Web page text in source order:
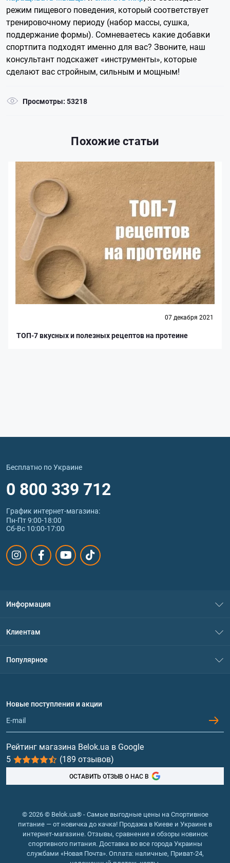
режим пищевого поведения, который соответствует
тренировочному периоду (набор массы, сушка,
поддержание формы). Сомневаетесь какие добавки
спортпита подходят именно для вас? Звоните, наш
консультант подскажет «инструменты», которые
сделают вас стройным, сильным и мощным!
Просмотры: 53218
Похожие статьи
07 декабря 2021
ТОП-7 вкусных и полезных рецептов на протеине
Бесплатно по Украине
0 800 339 712
График интернет‑магазина:
Пн-Пт 9:00-18:00
Сб-Вс 10:00-17:00
Информация
Политика конфиденциальности
Обмен и возврат
Клиентам
Популярное
Протеин
Гейнеры
Витамины и минералы
Рыбий жир, жирные кислоты
Новые поступления и акции
Рейтинг магазина Belok.ua в Google
5
(189 отзывов)
ОСТАВИТЬ ОТЗЫВ О НАС В
© 2026 © Belok.ua® - Самые выгодные цены на Спортивное
питание — от новичка до качка! Продажа в Киеве и Украине в
интернет-магазине. Отзывы, сравнение и обзоры новинок
спортивного питания. Доставка во все города Украины
службами «Новая Почта». Оплата: наличные, Приват-24,